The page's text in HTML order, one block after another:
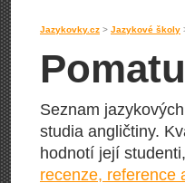
Jazykovky.cz > Jazykové školy
Seznam
studia angličtiny.
hodnotí její
recenze, reference